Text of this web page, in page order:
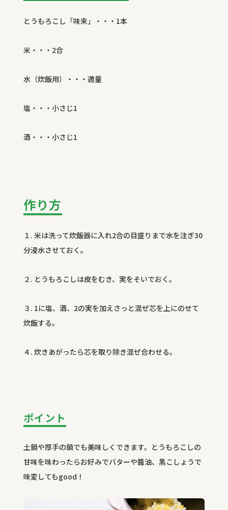
とうもろこし「味来」・・・ 1本
米・・・ 2合
水（炊飯用）・・・適量
塩・・・小さじ1
酒・・・小さじ1
作り方
１ . 米は洗って炊飯器に入れ2合の目盛りまで水を注ぎ30
分浸水させておく。
２ . とうもろこしは皮をむき、実をそいでおく。
３ . 1に塩、酒、 2の実を加えさっと混ぜ芯を上にのせて
炊飯する。
４ . 炊きあがったら芯を取り除き混ぜ合わせる。
ポイント
土鍋や厚手の鍋でも美味しくできます。とうもろこしの
甘味を味わったらお好みでバターや醬油、黒こしょうで
味変してもgood ！